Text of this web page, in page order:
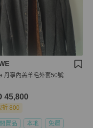
丹寧內羔羊毛外套50號
45,800
折 800
置品 本地 免運